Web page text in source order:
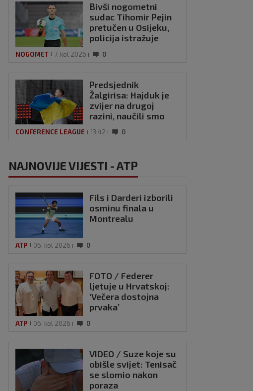
Bivši nogometni
sudac Tihomir Pejin
pretučen u Osijeku,
policija istražuje
NOGOMET 7. kol 2026 0
Predsjednik
Žalgirisa: Hajduk je
zvijer na drugoj
razini, naučili smo
CONFERENCE LEAGUE 13:42 0
NAJNOVIJE VIJESTI - ATP
Fils i Darderi izborili
osminu finala u
Montrealu
ATP 06. kol 2026 0
FOTO / Federer
ljetuje u Hrvatskoj:
‘Večera dostojna
prvaka’
ATP 06. kol 2026 0
VIDEO / Suze koje su
obišle svijet: Tenisač
se slomio nakon
poraza